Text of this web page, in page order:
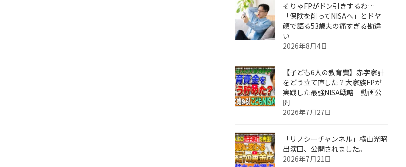
そりゃFPがドン引きするわ…
「保険を削ってNISAへ」とドヤ
顔で語る53歳夫の痛すぎる勘違
い
2026年8月4日
【子ども6人の教育費】赤字家計
をどう立て直した？大家族FPが
実践した最強NISA戦略 動画公
開
2026年7月27日
「リノシーチャンネル」横山光昭
出演回、公開されました。
2026年7月21日